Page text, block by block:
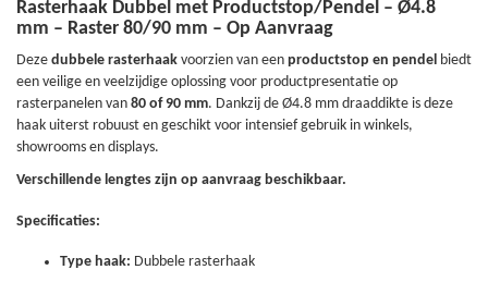
Rasterhaak Dubbel met Productstop/Pendel – Ø4.8
mm – Raster 80/90 mm – Op Aanvraag
Deze dubbele rasterhaak voorzien van een productstop en pendel biedt
een veilige en veelzijdige oplossing voor productpresentatie op
rasterpanelen van 80 of 90 mm. Dankzij de Ø4.8 mm draaddikte is deze
haak uiterst robuust en geschikt voor intensief gebruik in winkels,
showrooms en displays.
Verschillende lengtes zijn op aanvraag beschikbaar.
Specificaties:
Type haak: Dubbele rasterhaak